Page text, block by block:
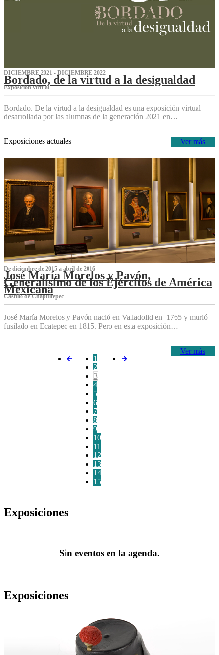
DICIEMBRE 2021 - DICIEMBRE 2022
Bordado, de la virtud a la desigualdad
Exposición virtual‌
Bordado. De la virtud a la desigualdad es una exposición virtual
desarrollada por las alumnas de la generación 2021 en…
Ver más
Exposiciones actuales
De diciembre de 2015 a abril de 2016
José María Morelos y Pavón,
Generalísimo de los Ejércitos de América
Mexicana
C‌astillo de Chapultepec
José María Morelos y Pavón nació en Valladolid en 1765 y murió
fusilado en Ecatepec en 1815. Pero en esta exposición…
Ver más
1
2
3
4
5
6
7
8
9
10
11
12
13
14
15
Exposiciones
Sin eventos en la agenda.
Exposiciones